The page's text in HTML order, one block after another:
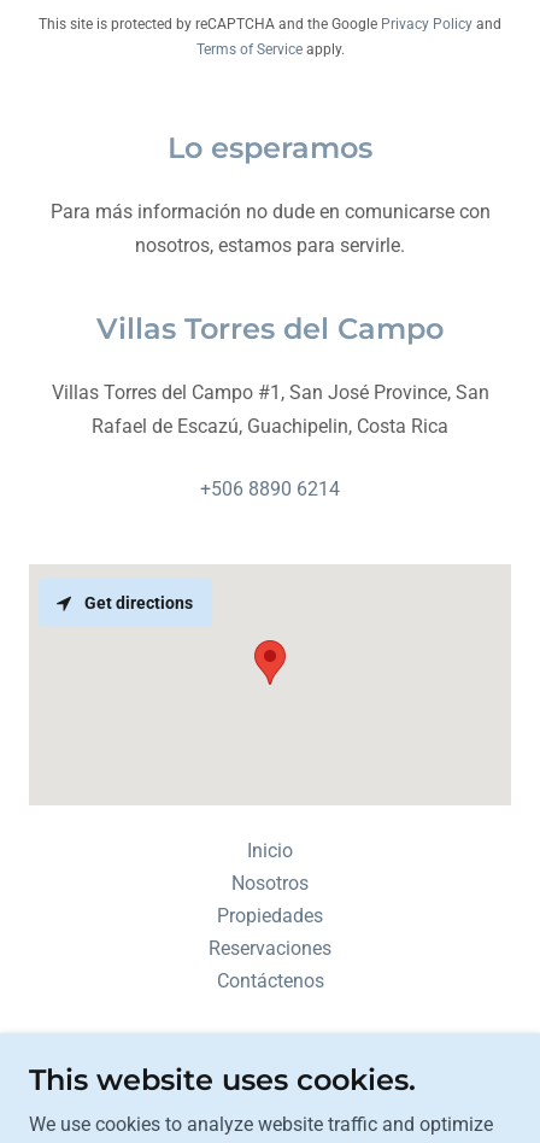
This site is protected by reCAPTCHA and the Google Privacy Policy and
Terms of Serviceapply.
Lo esperamos
Para más información no dude en comunicarse con
nosotros, estamos para servirle.
Villas Torres del Campo
Villas Torres del Campo #1, San José Province, San
Rafael de Escazú, Guachipelin, Costa Rica
+506 8890 6214
Get directions
Inicio
Nosotros
Propiedades
Reservaciones
Contáctenos
Villas Torres del Campo
Guachipelín de Escazú, 2km al Norte de
This website uses cookies.
We use cookies to analyze website traffic and optimize